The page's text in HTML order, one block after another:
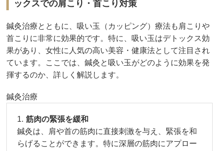
ックスでの肩こり・首こり対策
鍼灸治療とともに、吸い玉（カッピング）療法も肩こりや
首こりに非常に効果的です。特に、吸い玉はデトックス効
果があり、女性に人気の高い美容・健康法として注目され
ています。ここでは、鍼灸と吸い玉がどのように効果を発
揮するのか、詳しく解説します。
鍼灸治療
筋肉の緊張を緩和
鍼灸は、肩や首の筋肉に直接刺激を与え、緊張を和
らげることができます。特に深層の筋肉にアプロー